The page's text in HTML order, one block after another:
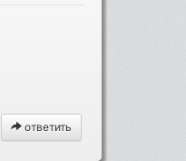
ответить